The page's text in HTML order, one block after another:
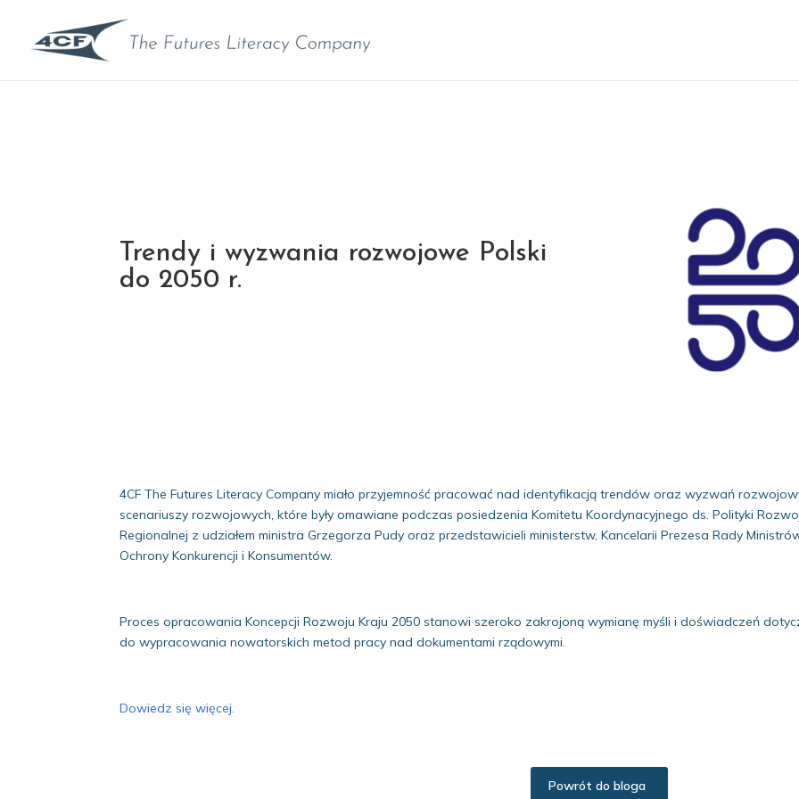
Trendy i wyzwania rozwojowe Polski
do 2050 r.
4CF The Futures Literacy Company miało przyjemność pracować nad identyfikacją trendów oraz wyzwań
scenariuszy rozwojowych, które były omawiane podczas posiedzenia Komitetu Koordynacyjnego ds. Polityki
Regionalnej z udziałem ministra Grzegorza Pudy oraz przedstawicieli ministerstw, Kancelarii Prezesa Rady
Ochrony Konkurencji i Konsumentów.
Proces opracowania Koncepcji Rozwoju Kraju 2050 stanowi szeroko zakrojoną wymianę myśli i doświadczeń
do wypracowania nowatorskich metod pracy nad dokumentami rządowymi.
Dowiedz się więcej.
Powrót do bloga